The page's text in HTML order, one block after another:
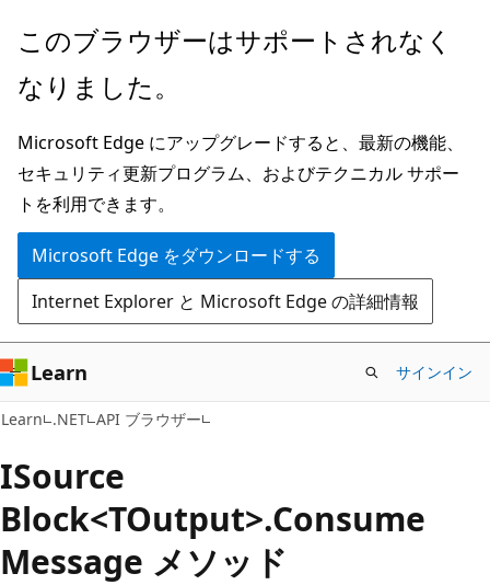
メ
ン
ン
テ
ン
ツ
に
ス
キ
ッ
プ
ペ
ジ
ナ
ビ
ゲ
ー
シ
ョ
ン
に
ス
キ
ッ
プ
このブラウザーはサポートされなく
なりました。
Microsoft Edge にアップグレードすると、最新の機能、
セキュリティ更新プログラム、およびテクニカル サポー
トを利用できます。
Microsoft Edge をダウンロードする
Internet Explorer と Microsoft Edge の詳細情報
Learn サインイン
Learn .NET API ブラウザー
ISource
Block<TOutput>.Consume
Message メソッド